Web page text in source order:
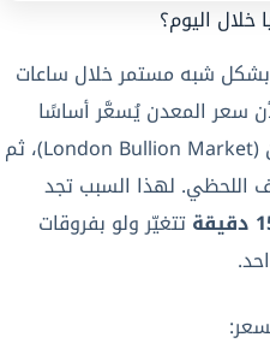
اليوم؟
بشكل شبه مستمر خلال ساعات
سعر المعدن يُسعَّر أساسًا
بالدولار الأمريكي في بورصة لندن (London Bullion Market)، ثم
اللحظي. لهذا السبب تجد
تتغيّر ولو بفروقات